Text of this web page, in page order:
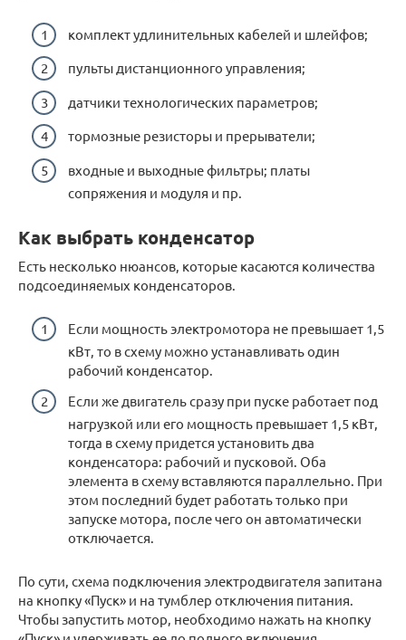
комплект удлинительных кабелей и шлейфов;
пульты дистанционного управления;
датчики технологических параметров;
тормозные резисторы и прерыватели;
входные и выходные фильтры; платы
сопряжения и модуля и пр.
Как выбрать конденсатор
Есть несколько нюансов, которые касаются количества
подсоединяемых конденсаторов.
Если мощность электромотора не превышает 1,5
кВт, то в схему можно устанавливать один
рабочий конденсатор.
Если же двигатель сразу при пуске работает под
нагрузкой или его мощность превышает 1,5 кВт,
тогда в схему придется установить два
конденсатора: рабочий и пусковой. Оба
элемента в схему вставляются параллельно. При
этом последний будет работать только при
запуске мотора, после чего он автоматически
отключается.
По сути, схема подключения электродвигателя запитана
на кнопку «Пуск» и на тумблер отключения питания.
Чтобы запустить мотор, необходимо нажать на кнопку